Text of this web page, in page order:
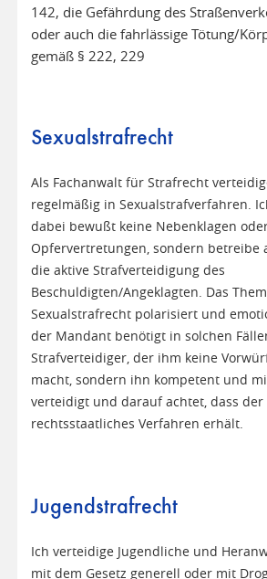
142, die Gefährdung des
oder auch die fahrlässige Tötung/
gemäß § 222, 229
Sexualstrafrecht
Als Fachanwalt für Strafrecht
regelmäßig in Sexualstrafverfahren.
dabei bewußt keine Nebenklagen
Opfervertretungen, sondern betreibe
die aktive Strafverteidigung des
Beschuldigten/Angeklagten. Das
Sexualstrafrecht polarisiert und
der Mandant benötigt in solchen
Strafverteidiger, der ihm keine
macht, sondern ihn kompetent und
verteidigt und darauf achtet, dass
rechtsstaatliches Verfahren erhält.
Jugendstrafrecht
Ich verteidige Jugendliche und
mit dem Gesetz generell oder mit